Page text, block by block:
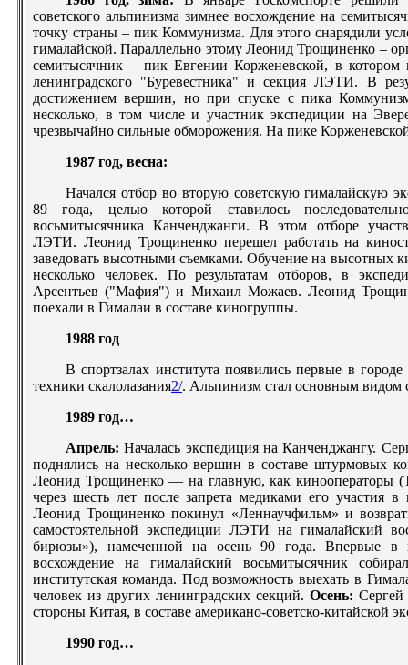
советского альпинизма зимнее восхождение на
точку страны – пик Коммунизма. Для этого снарядили
гималайской. Параллельно этому Леонид Трощиненко –
семитысячник – пик Евгении Корженевской, в котором
ленинградского "Буревестника" и секция ЛЭТИ. В
достижением вершин, но при спуске с пика
несколько, в том числе и участник экспедиции на
чрезвычайно сильные обморожения. На пике
1987 год, весна:
Начался отбор во вторую советскую гималайскую
89 года, целью которой ставилось
восьмитысячника Канченджанги. В этом отборе
ЛЭТИ. Леонид Трощиненко перешел работать на
заведовать высотными съемками. Обучение на высотных
несколько человек. По результатам отборов, в
Арсентьев ("Мафия") и Михаил Можаев. Леонид
поехали в Гималаи в составе киногруппы.
1988 год
В спортзалах института появились первые в
техники скалолазания2/. Альпинизм стал основным
1989 год…
Апрель: Началась экспедиция на Канченджангу.
поднялись на несколько вершин в составе штурмовых
Леонид Трощиненко — на главную, как кинооператоры
через шесть лет после запрета медиками его участия
Леонид Трощиненко покинул «Леннаучфильм» и
самостоятельной экспедиции ЛЭТИ на гималайский
бирюзы»), намеченной на осень 90 года. Впервые в
восхождение на гималайский восьмитысячник
институтская команда. Под возможность выехать в
человек из других ленинградских секций. Осень: Сергей
стороны Китая, в составе американо-советско-китайской
1990 год…